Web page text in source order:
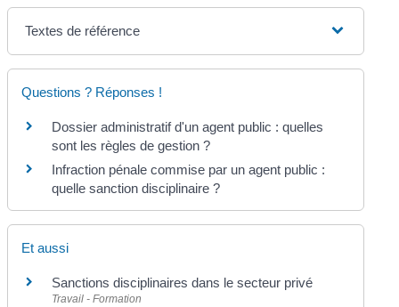
Textes de référence
Questions ? Réponses !
Dossier administratif d'un agent public : quelles
sont les règles de gestion ?
Infraction pénale commise par un agent public :
quelle sanction disciplinaire ?
Et aussi
Sanctions disciplinaires dans le secteur privé
Travail - Formation